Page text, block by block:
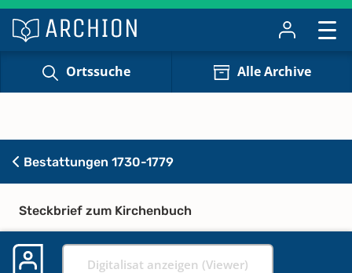
Ortssuche Alle Archive
Bestattungen 1730-1779
Steckbrief zum Kirchenbuch
Digitalisat anzeigen (Viewer)